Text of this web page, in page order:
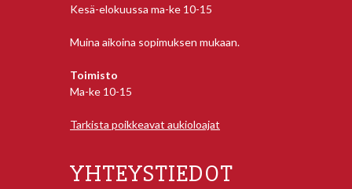
Kesä-elokuussa ma-ke 10-15
Muina aikoina sopimuksen mukaan.
Toimisto
Ma-ke 10-15
Tarkista poikkeavat aukioloajat
YHTEYSTIEDOT